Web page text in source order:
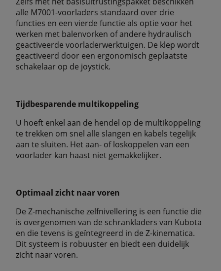
alle M7001-voorladers standaard over drie
functies en een vierde functie als optie voor het
werken met balenvorken of andere hydraulisch
geactiveerde voorladerwerktuigen. De klep wordt
geactiveerd door een ergonomisch geplaatste
schakelaar op de joystick.
Tijdbesparende multikoppeling
U hoeft enkel aan de hendel op de multikoppeling
te trekken om snel alle slangen en kabels tegelijk
aan te sluiten. Het aan- of loskoppelen van een
voorlader kan haast niet gemakkelijker.
Optimaal zicht naar voren
De Z-mechanische zelfnivellering is een functie die
is overgenomen van de schrankladers van Kubota
en die tevens is geïntegreerd in de Z-kinematica.
Dit systeem is robuuster en biedt een duidelijk
zicht naar voren.